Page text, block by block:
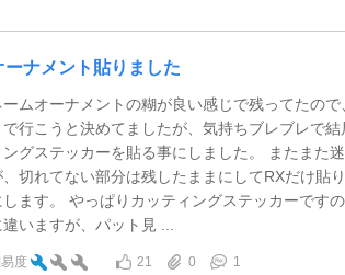
ーナメント貼りました
ームオーナメントの糊が良い感じで残ってたので
で行こうと決めてましたが、気持ちブレブレで結
ングステッカーを貼る事にしました。 またまた
、切れてない部分は残したままにしてRXだけ貼
します。 やっぱりカッティングステッカーです
いますが、パット見 ...
度 21 0
1